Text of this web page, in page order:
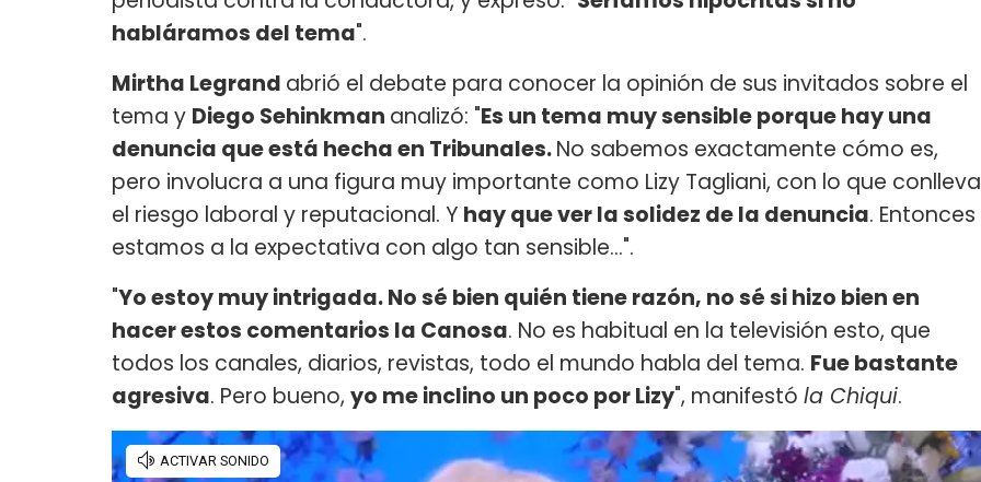
habláramos del tema".
Mirtha Legrand abrió el debate para conocer la opinión de sus invitados sobre el
tema y Diego Sehinkman analizó: "Es un tema muy sensible porque hay una
denuncia que está hecha en Tribunales.No sabemos exactamente cómo es,
pero involucra a una figura muy importante como Lizy Tagliani, con lo que conlleva
el riesgo laboral y reputacional. Y hay que ver la solidez de la denuncia. Entonces
estamos a la expectativa con algo tan sensible...".
"Yo estoy muy intrigada. No sé bien quién tiene razón, no sé si hizo bien en
hacer estos comentarios la Canosa. No es habitual en la televisión esto, que
todos los canales, diarios, revistas, todo el mundo habla del tema. Fue bastante
agresiva. Pero bueno, yo me inclino un poco por Lizy", manifestó la Chiqui.